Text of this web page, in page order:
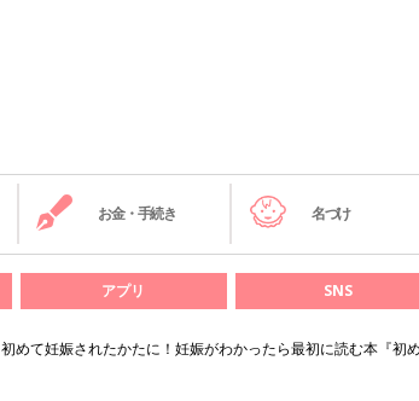
お金・手続き 名づけ
アプリ SNS
初めて妊娠されたかたに！妊娠がわかったら最初に読む本『初